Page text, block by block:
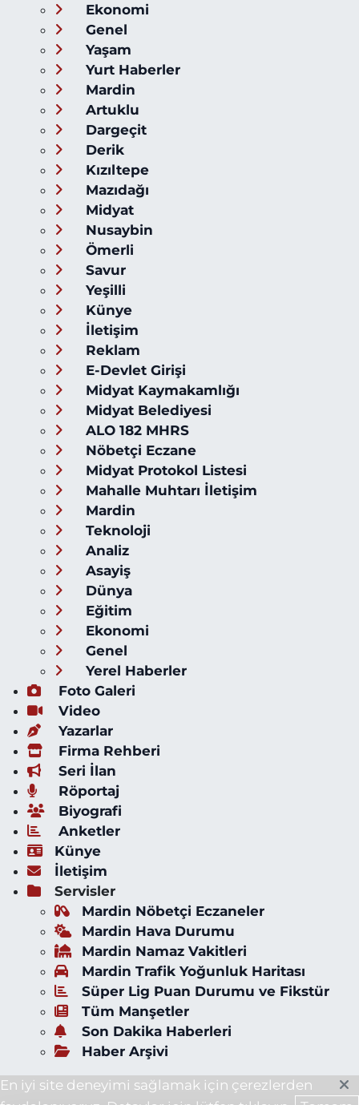
Ekonomi
Genel
Yaşam
Yurt Haberler
Mardin
Artuklu
Dargeçit
Derik
Kızıltepe
Mazıdağı
Midyat
Nusaybin
Ömerli
Savur
Yeşilli
Künye
İletişim
Reklam
E-Devlet Girişi
Midyat Kaymakamlığı
Midyat Belediyesi
ALO 182 MHRS
Nöbetçi Eczane
Midyat Protokol Listesi
Mahalle Muhtarı İletişim
Mardin
Teknoloji
Analiz
Asayiş
Dünya
Eğitim
Ekonomi
Genel
Yerel Haberler
Foto Galeri
Video
Yazarlar
Firma Rehberi
Seri İlan
Röportaj
Biyografi
Anketler
Künye
İletişim
Servisler
Mardin Nöbetçi Eczaneler
Mardin Hava Durumu
Mardin Namaz Vakitleri
Mardin Trafik Yoğunluk Haritası
Süper Lig Puan Durumu ve Fikstür
Tüm Manşetler
Son Dakika Haberleri
Haber Arşivi
En iyi site deneyimi sağlamak için çerezlerden